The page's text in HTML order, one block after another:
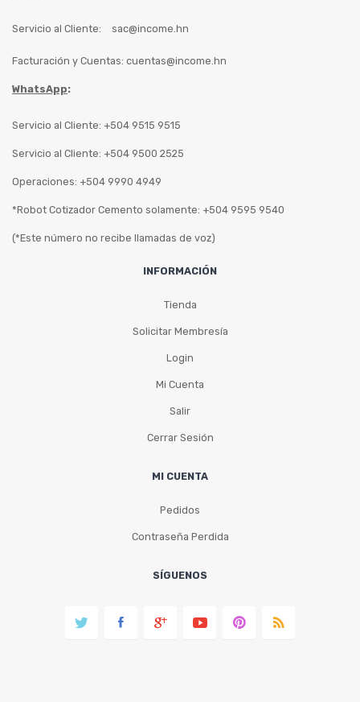
Servicio al Cliente: sac@income.hn
Facturación y Cuentas: cuentas@income.hn
WhatsApp:
Servicio al Cliente: +504 9515 9515
Servicio al Cliente: +504 9500 2525
Operaciones: +504 9990 4949
*Robot Cotizador Cemento solamente: +504 9595 9540
(*Este número no recibe llamadas de voz)
INFORMACIÓN
Tienda
Solicitar Membresía
Login
Mi Cuenta
Salir
Cerrar Sesión
MI CUENTA
Pedidos
Contraseña Perdida
SÍGUENOS